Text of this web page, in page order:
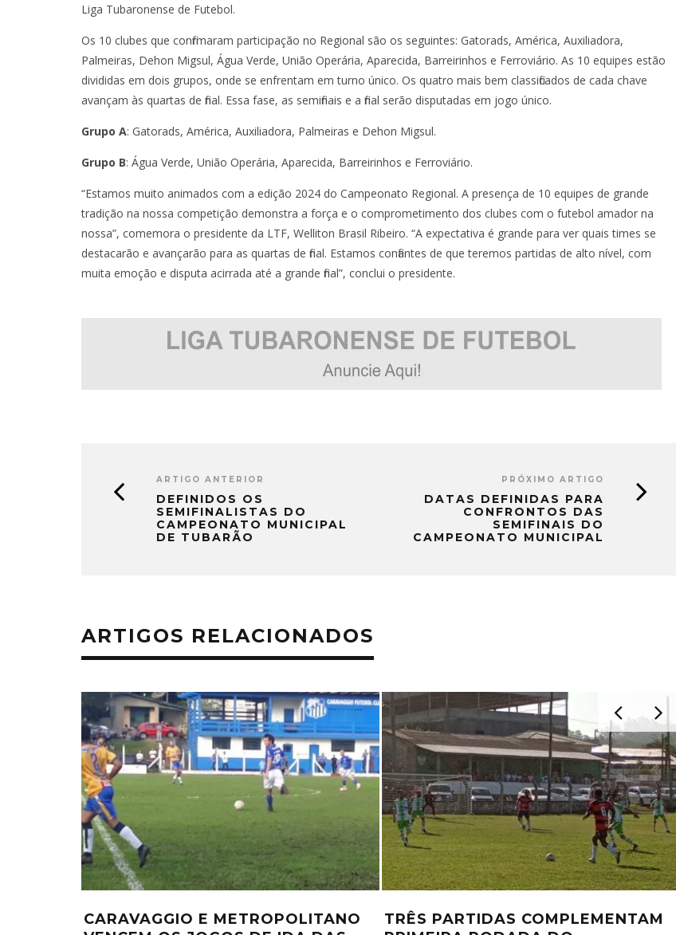
Liga Tubaronense de Futebol.
Os 10 clubes que confirmaram participação no Regional são os seguintes: Gatorads, América, Auxiliadora,
Palmeiras, Dehon Migsul, Água Verde, União Operária, Aparecida, Barreirinhos e Ferroviário. As 10 equipes estão
divididas em dois grupos, onde se enfrentam em turno único. Os quatro mais bem classificados de cada chave
avançam às quartas de final. Essa fase, as semifinais e a final serão disputadas em jogo único.
Grupo A: Gatorads, América, Auxiliadora, Palmeiras e Dehon Migsul.
Grupo B: Água Verde, União Operária, Aparecida, Barreirinhos e Ferroviário.
“Estamos muito animados com a edição 2024 do Campeonato Regional. A presença de 10 equipes de grande
tradição na nossa competição demonstra a força e o comprometimento dos clubes com o futebol amador na
nossa”, comemora o presidente da LTF, Welliton Brasil Ribeiro. “A expectativa é grande para ver quais times se
destacarão e avançarão para as quartas de final. Estamos confiantes de que teremos partidas de alto nível, com
muita emoção e disputa acirrada até a grande final”, conclui o presidente.
ARTIGO ANTERIOR
DEFINIDOS OS
SEMIFINALISTAS DO
CAMPEONATO MUNICIPAL
DE TUBARÃO
PRÓXIMO ARTIGO
DATAS DEFINIDAS PARA
CONFRONTOS DAS
SEMIFINAIS DO
CAMPEONATO MUNICIPAL
ARTIGOS RELACIONADOS
CARAVAGGIO E METROPOLITANO
TRÊS PARTIDAS COMPLEMENTAM